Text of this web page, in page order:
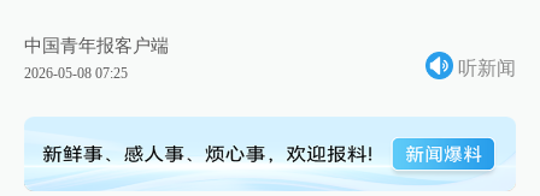
中国青年报客户端
2026-05-08 07:25 听新闻